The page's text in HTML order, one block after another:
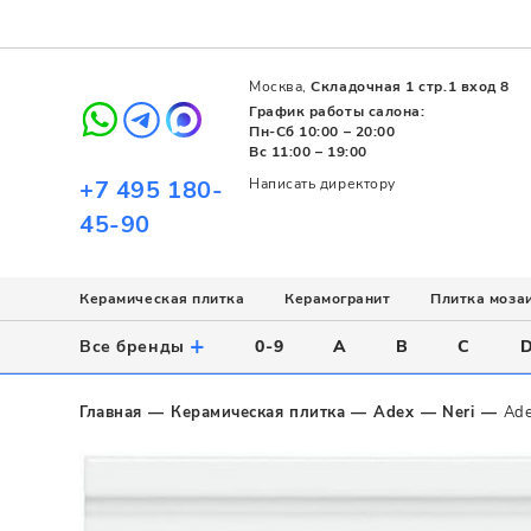
+7 495 180-
45-90
Написать директору
Москва,Складочная 1 стр.1 вход 8
График работы салона:
Пн-Сб 10:00 – 20:00
Вс 11:00 – 19:00
Керамическая плитка
Использование
Напольное
Настенное
Стиль
Современный
Пэчворк
Керамогранит
Назначение
Для ванной
Напольное
Поверхность
Матовая
Полированная
Плитка
Назначение
Для ванной
Для бассейна
Цвет
Белый
Серый
Все бренды + 0-9 A B C D
Главная Керамическая плитка Adex Neri